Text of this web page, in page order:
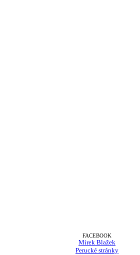
FACEBOOK
Mirek Blažek
Perucké stránky